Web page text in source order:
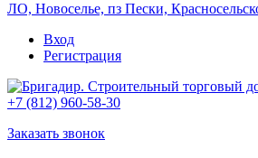
ЛО, Новоселье, пз Пески,
Вход
Регистрация
+7 (812) 960-58-30
Заказать звонок